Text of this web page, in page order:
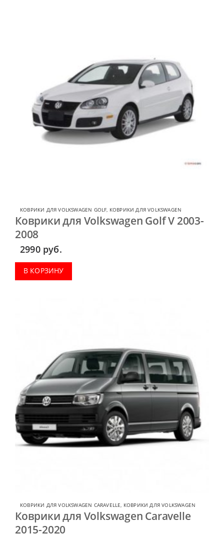
КОВРИКИ ДЛЯ VOLKSWAGEN GOLF, КОВРИКИ ДЛЯ VOLKSWAGEN
Коврики для Volkswagen Golf V 2003-
2008
2990 руб.
В КОРЗИНУ
КОВРИКИ ДЛЯ VOLKSWAGEN CARAVELLE, КОВРИКИ ДЛЯ VOLKSWAGEN
Коврики для Volkswagen Caravelle
2015-2020